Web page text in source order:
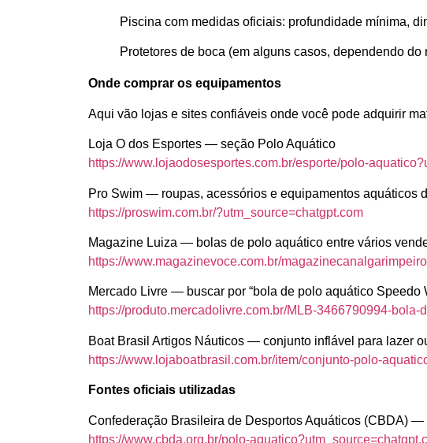
Piscina com medidas oficiais: profundidade mínima,
Protetores de boca (em alguns casos, dependendo
Onde comprar os equipamentos
Aqui vão lojas e sites confiáveis onde você pode adquirir
Loja O dos Esportes — seção Polo Aquático
https://www.lojaodosesportes.com.br/esporte/polo-
Pro Swim — roupas, acessórios e equipamentos aquáticos
https://proswim.com.br/?utm_source=chatgpt.com
Magazine Luiza — bolas de polo aquático entre vários
https://www.magazinevoce.com.br/
Mercado Livre — buscar por “bola de polo aquático Speedo
https://produto.mercadolivre.com.br/MLB-3466790994-
Boat Brasil Artigos Náuticos — conjunto inflável para lazer
https://www.lojaboatbrasil.com.br/item/conjunto-polo-
Fontes oficiais utilizadas
Confederação Brasileira de Desportos Aquáticos (CBDA)
https://www.cbda.org.br/polo-